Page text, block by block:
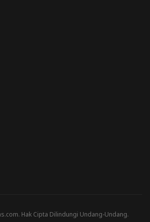
Hak Cipta Dilindungi Undang-Undang.